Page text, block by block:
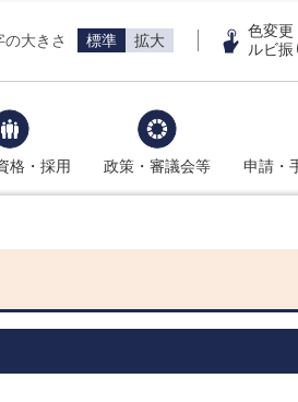
の大きさ 標準 拡大
色変更
ルビ振
格・採用 政策・審議会等 申請・